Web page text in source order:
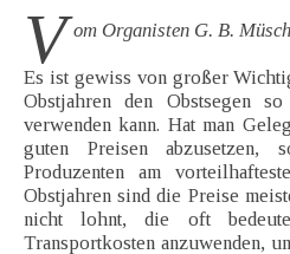
V om Organisten G. B.
Es ist gewiss von großer
Obstjahren den Obstsegen
verwenden kann. Hat man
guten Preisen
Produzenten am
Obstjahren sind die Preise
nicht lohnt, die oft
Transportkosten anzuwenden,